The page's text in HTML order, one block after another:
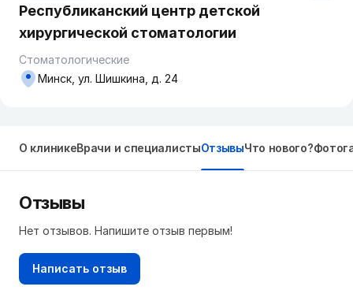
Республиканский центр детской
хирургической стоматологии
Стоматологические
Минск, ул. Шишкина, д. 24
О клиникеВрачи и специалистыОтзывыЧто нового?
Отзывы
Нет отзывов. Напишите отзыв первым!
Написать отзыв